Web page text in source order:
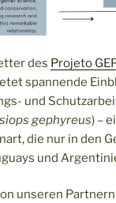
des Projeto
spannende
und
gephyreus) –
die nur in den
und
unseren